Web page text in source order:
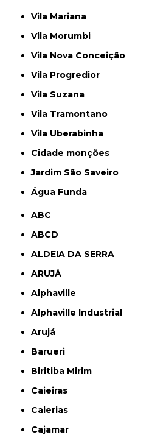
Vila Mariana
Vila Morumbi
Vila Nova Conceição
Vila Progredior
Vila Suzana
Vila Tramontano
Vila Uberabinha
cidade monções
jardim São Saveiro
Água Funda
ABC
ABCD
ALDEIA DA SERRA
ARUJÁ
Alphaville
Alphaville Industrial
Arujá
Barueri
Biritiba Mirim
Caieiras
Caierias
Cajamar